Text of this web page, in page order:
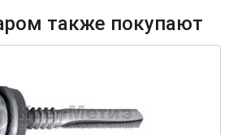
также покупают